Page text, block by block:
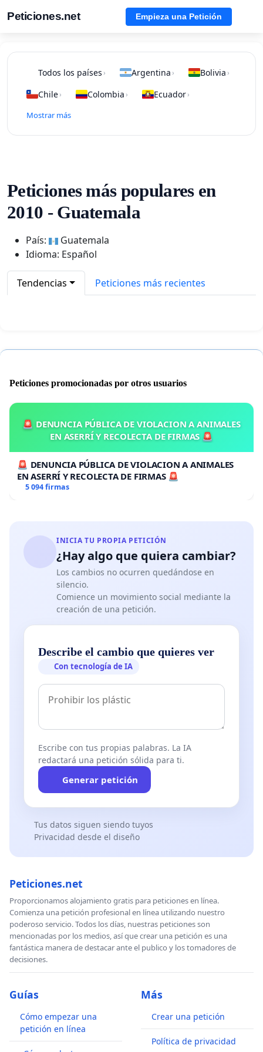
Peticiones.net Empieza una Petición
Todos los países › Argentina › Bolivia ›
Chile› Colombia › Ecuador›
Mostrar más
Peticiones más populares en
2010 - Guatemala
País:
Guatemala
Idioma: Español
Tendencias Peticiones más recientes
Peticiones promocionadas por otros usuarios
🚨 DENUNCIA PÚBLICA DE VIOLACION A ANIMALES
EN ASERRÍ Y RECOLECTA DE FIRMAS 🚨
🚨 DENUNCIA PÚBLICA DE VIOLACION A ANIMALES
EN ASERRÍ Y RECOLECTA DE FIRMAS 🚨
5 094 firmas
INICIA TU PROPIA PETICIÓN
¿Hay algo que quiera cambiar?
Los cambios no ocurren quedándose en
silencio.
Comience un movimiento social mediante la
creación de una petición.
Describe el cambio que quieres ver
Con tecnología de IA
Escribe con tus propias palabras. La IA
redactará una petición sólida para ti.
Generar petición
Tus datos siguen siendo tuyos
Privacidad desde el diseño
Peticiones.net
Proporcionamos alojamiento gratis para peticiones en línea.
Comienza una petición profesional en línea utilizando nuestro
poderoso servicio. Todos los días, nuestras peticiones son
mencionadas por los medios, así que crear una petición es una
fantástica manera de destacar ante el publico y los tomadores de
decisiones.
Guías
Cómo empezar una
petición en línea
Más
Crear una petición
Política de privacidad